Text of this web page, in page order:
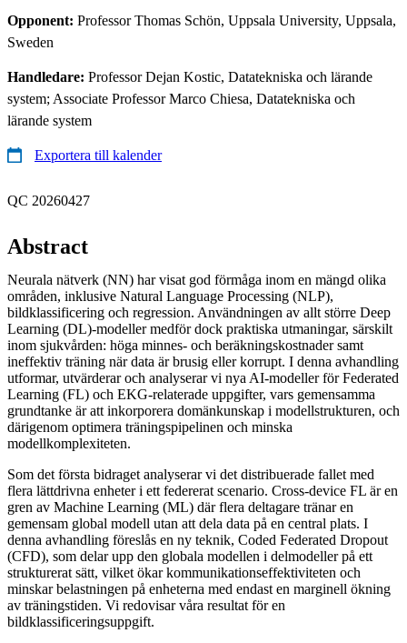
Opponent: Professor Thomas Schön, Uppsala University, Uppsala,
Sweden
Handledare: Professor Dejan Kostic, Datatekniska och lärande
system; Associate Professor Marco Chiesa, Datatekniska och
lärande system
Exportera till kalender
QC 20260427
Abstract
Neurala nätverk (NN) har visat god förmåga inom en mängd olika
områden, inklusive Natural Language Processing (NLP),
bildklassificering och regression. Användningen av allt större Deep
Learning (DL)-modeller medför dock praktiska utmaningar, särskilt
inom sjukvården: höga minnes- och beräkningskostnader samt
ineffektiv träning när data är brusig eller korrupt. I denna avhandling
utformar, utvärderar och analyserar vi nya AI-modeller för Federated
Learning (FL) och EKG-relaterade uppgifter, vars gemensamma
grundtanke är att inkorporera domänkunskap i modellstrukturen, och
därigenom optimera träningspipelinen och minska
modellkomplexiteten.
Som det första bidraget analyserar vi det distribuerade fallet med
flera lättdrivna enheter i ett federerat scenario. Cross-device FL är en
gren av Machine Learning (ML) där flera deltagare tränar en
gemensam global modell utan att dela data på en central plats. I
denna avhandling föreslås en ny teknik, Coded Federated Dropout
(CFD), som delar upp den globala modellen i delmodeller på ett
strukturerat sätt, vilket ökar kommunikationseffektiviteten och
minskar belastningen på enheterna med endast en marginell ökning
av träningstiden. Vi redovisar våra resultat för en
bildklassificeringsuppgift.